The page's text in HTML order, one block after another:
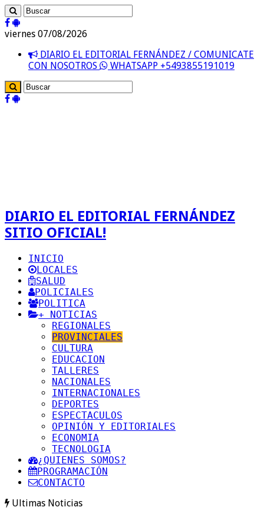
viernes 07/08/2026
DIARIO EL EDITORIAL FERNÁNDEZ / COMUNICATE
CON NOSOTROS
WHATSAPP +5493855191019
DIARIO EL EDITORIAL FERNÁNDEZ
SITIO OFICIAL!
INICIO
LOCALES
SALUD
POLICIALES
POLITICA
+ NOTICIAS
REGIONALES
PROVINCIALES
CULTURA
EDUCACION
TALLERES
NACIONALES
INTERNACIONALES
DEPORTES
ESPECTACULOS
OPINIÓN Y EDITORIALES
ECONOMIA
TECNOLOGIA
¿QUIENES SOMOS?
PROGRAMACIÓN
CONTACTO
Ultimas Noticias